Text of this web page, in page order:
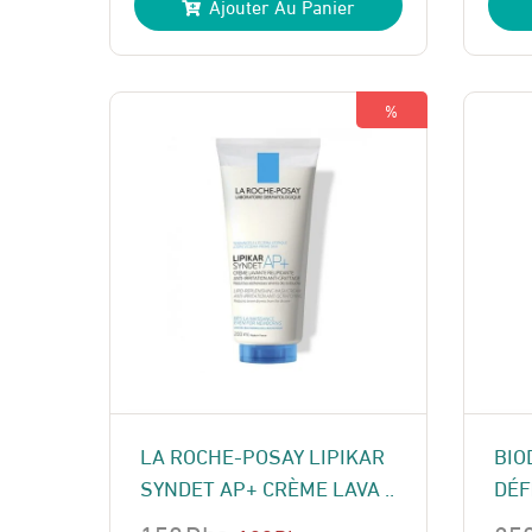
initial
était :
409 Dhs.
actuel
est :
380 Dhs.
Ajouter Au Panier
est
%
LA ROCHE-POSAY LIPIKAR
SYNDET AP+ CRÈME LAVA ..